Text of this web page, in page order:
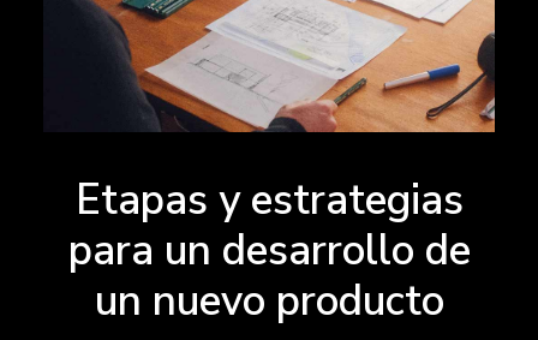
Etapas y estrategias
para un desarrollo de
un nuevo producto